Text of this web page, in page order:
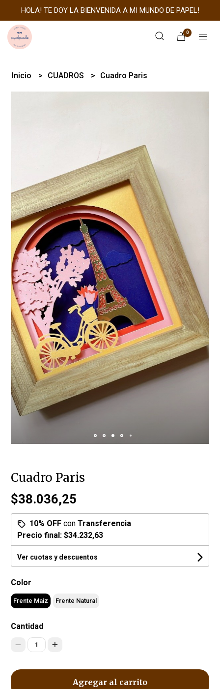
HOLA! TE DOY LA BIENVENIDA A MI MUNDO DE PAPEL!
0
Inicio CUADROS Cuadro Paris
Cuadro Paris
$38.036,25
10% OFF conTransferencia
Precio final:$34.232,63
Ver cuotas y descuentos
Color
Frente Maiz Frente Natural
Cantidad
1
Agregar al carrito